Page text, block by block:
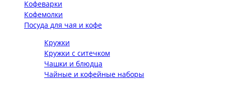
Кофеварки
Кофемолки
Посуда для чая и кофе
Кружки
Кружки с ситечком
Чашки и блюдца
Чайные и кофейные наборы